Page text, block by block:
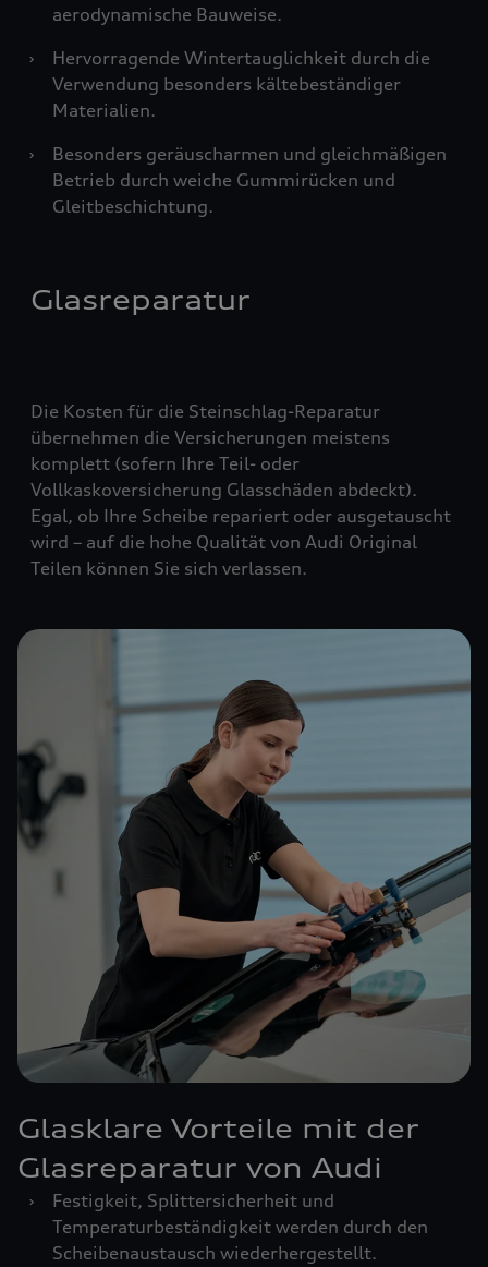
aerodynamische Bauweise.
›
Hervorragende Wintertauglichkeit durch die
Verwendung besonders kältebeständiger
Materialien.
›
Besonders geräuscharmen und gleichmäßigen
Betrieb durch weiche Gummirücken und
Gleitbeschichtung.
Glasreparatur
Die Kosten für die Steinschlag-Reparatur
übernehmen die Versicherungen meistens
komplett (sofern Ihre Teil- oder
Vollkaskoversicherung Glasschäden abdeckt).
Egal, ob Ihre Scheibe repariert oder ausgetauscht
wird – auf die hohe Qualität von Audi Original
Teilen können Sie sich verlassen.
Glasklare Vorteile mit der
Glasreparatur von Audi
›
Festigkeit, Splittersicherheit und
Temperaturbeständigkeit werden durch den
Scheibenaustausch wiederhergestellt.